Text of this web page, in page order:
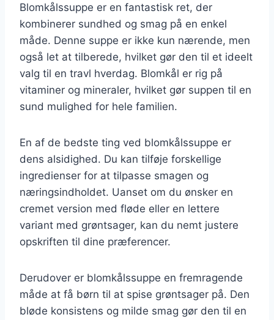
Blomkålssuppe er en fantastisk ret, der
kombinerer sundhed og smag på en enkel
måde. Denne suppe er ikke kun nærende, men
også let at tilberede, hvilket gør den til et ideelt
valg til en travl hverdag. Blomkål er rig på
vitaminer og mineraler, hvilket gør suppen til en
sund mulighed for hele familien.
En af de bedste ting ved blomkålssuppe er
dens alsidighed. Du kan tilføje forskellige
ingredienser for at tilpasse smagen og
næringsindholdet. Uanset om du ønsker en
cremet version med fløde eller en lettere
variant med grøntsager, kan du nemt justere
opskriften til dine præferencer.
Derudover er blomkålssuppe en fremragende
måde at få børn til at spise grøntsager på. Den
bløde konsistens og milde smag gør den til en